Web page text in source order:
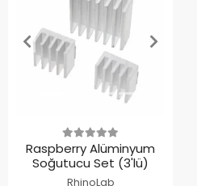
Raspberry Alüminyum
Soğutucu Set (3'lü)
RhinoLab